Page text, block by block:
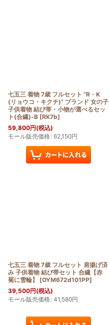
七五三 着物 7歳 フルセット ”R・K
(リョウコ・キクチ)” ブランド 女の子
子供着物 結び帯・小物が選べるセッ
ト(合繊)-B [RK7b]
59,800円(税込)
モール販売価格: 62,150円
七五三 着物 7歳 フルセット 肩揚げ済
み 子供着物 結び帯セット 合繊【赤
菊に雪輪】
[OYM672d101PP]
39,500円(税込)
モール販売価格: 41,580円